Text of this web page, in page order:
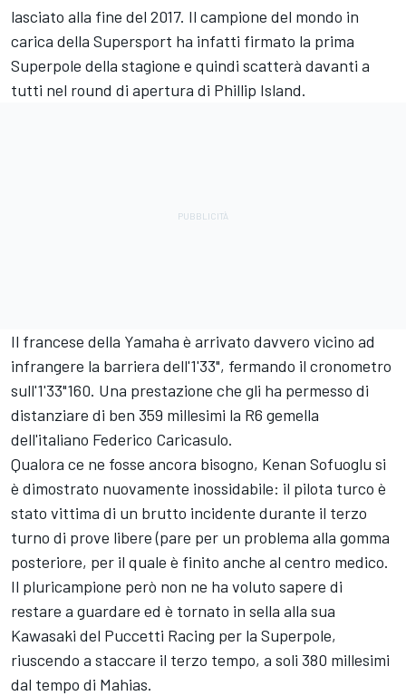
lasciato alla fine del 2017. Il campione del mondo in
carica della Supersport ha infatti firmato la prima
Superpole della stagione e quindi scatterà davanti a
tutti nel round di apertura di Phillip Island.
Il francese della Yamaha è arrivato davvero vicino ad
infrangere la barriera dell'1'33", fermando il cronometro
sull'1'33"160. Una prestazione che gli ha permesso di
distanziare di ben 359 millesimi la R6 gemella
dell'italiano Federico Caricasulo.
Qualora ce ne fosse ancora bisogno, Kenan Sofuoglu si
è dimostrato nuovamente inossidabile: il pilota turco è
stato vittima di un brutto incidente durante il terzo
turno di prove libere (pare per un problema alla gomma
posteriore, per il quale è finito anche al centro medico.
Il pluricampione però non ne ha voluto sapere di
restare a guardare ed è tornato in sella alla sua
Kawasaki del Puccetti Racing per la Superpole,
riuscendo a staccare il terzo tempo, a soli 380 millesimi
dal tempo di Mahias.